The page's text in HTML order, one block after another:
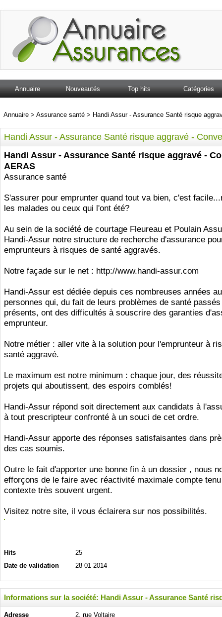
Annuaire Nouveautés Top hits Catégories
Annuaire > Assurance santé > Handi Assur - Assurance Santé risque
Handi Assur - Assurance Santé risque aggravé -
Handi Assur - Assurance Santé risque aggravé -
AERAS
Assurance santé
S'assurer pour emprunter quand tout va bien, c'est
les malades ou ceux qui l'ont été?
Au sein de la société de courtage Fleureau et Poulain
Handi-Assur notre structure de recherche d'assurance
emprunteurs à risques de santé aggravés.
Notre façade sur le net : http://www.handi-assur.com
Handi-Assur est dédiée depuis ces nombreuses années
personnes qui, du fait de leurs problèmes de santé
présents, ont des difficultés à souscrire des garanties
emprunteur.
Notre métier : aller vite à la solution pour l'emprunteur à
santé aggravé.
Le maximum est notre minimum : chaque jour, des
projets qui aboutissent, des espoirs comblés!
Handi-Assur répond soit directement aux candidats à
à tout prescripteur confronté à un souci de cet ordre.
Handi-Assur apporte des réponses satisfaisantes dans
des cas soumis.
Outre le fait d'apporter une bonne fin à un dossier , nous
efforçons de le faire avec réactivité maximale compte
contexte très souvent urgent.
Visitez notre site, il vous éclairera sur nos possibilités.
Hits
25
Date de validation
28-01-2014
Informations sur la société: Handi Assur - Assurance Santé
Adresse
2, rue Voltaire